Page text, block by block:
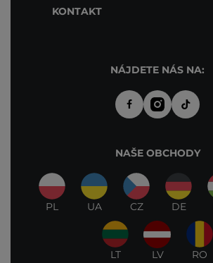
KONTAKT
NÁJDETE NÁS NA:
NAŠE OBCHODY
PL UA CZ DE
LT LV RO